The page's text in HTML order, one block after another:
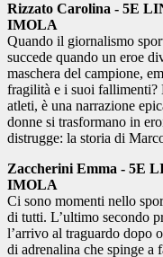
Rizzato Carolina - 5E
IMOLA
Quando il giornalismo
succede quando un eroe
maschera del campione,
fragilità e i suoi fallimenti?
atleti, è una narrazione
donne si trasformano in
distrugge: la storia di
Zaccherini Emma - 5E
IMOLA
Ci sono momenti nello
di tutti. L’ultimo secondo
l’arrivo al traguardo dopo
di adrenalina che spinge a